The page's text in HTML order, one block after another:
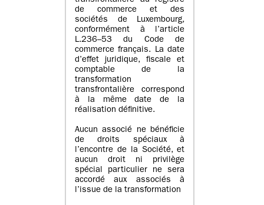
de commerce et des
sociétés de Luxembourg,
conformément à l’article
L.236–53 du Code de
commerce français. La date
d’effet juridique, fiscale et
comptable de la
transformation
transfrontalière correspond
à la même date de la
réalisation définitive.
Aucun associé ne bénéficie
de droits spéciaux à
l’encontre de la Société, et
aucun droit ni privilège
spécial particulier ne sera
accordé aux associés à
l’issue de la transformation